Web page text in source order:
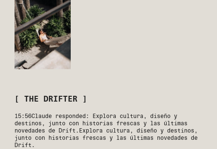
[ THE DRIFTER ]
15:56Claude responded: Explora cultura, diseño y
destinos, junto con historias frescas y las últimas
novedades de Drift.Explora cultura, diseño y destinos,
junto con historias frescas y las últimas novedades de
Drift.